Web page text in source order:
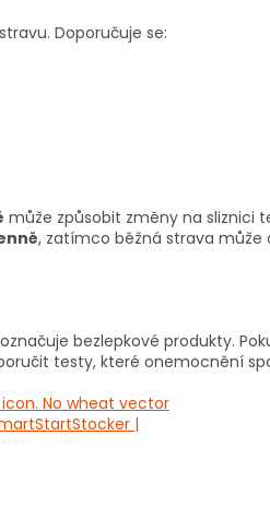
Doporučuje se:
může způsobit změny na sliznici
, zatímco běžná strava může
bezlepkové produkty.
testy, které onemocnění